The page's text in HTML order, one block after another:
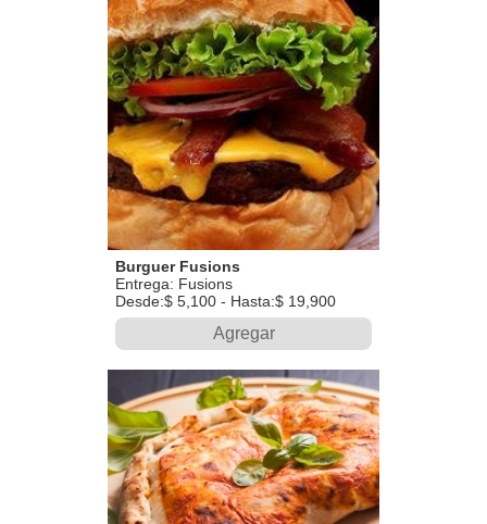
Burguer Fusions
Entrega: Fusions
Desde:$ 5,100 - Hasta:$ 19,900
Agregar